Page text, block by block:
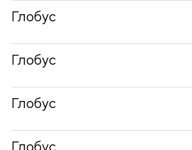
Глобус
Глобус
Глобус
Глобус